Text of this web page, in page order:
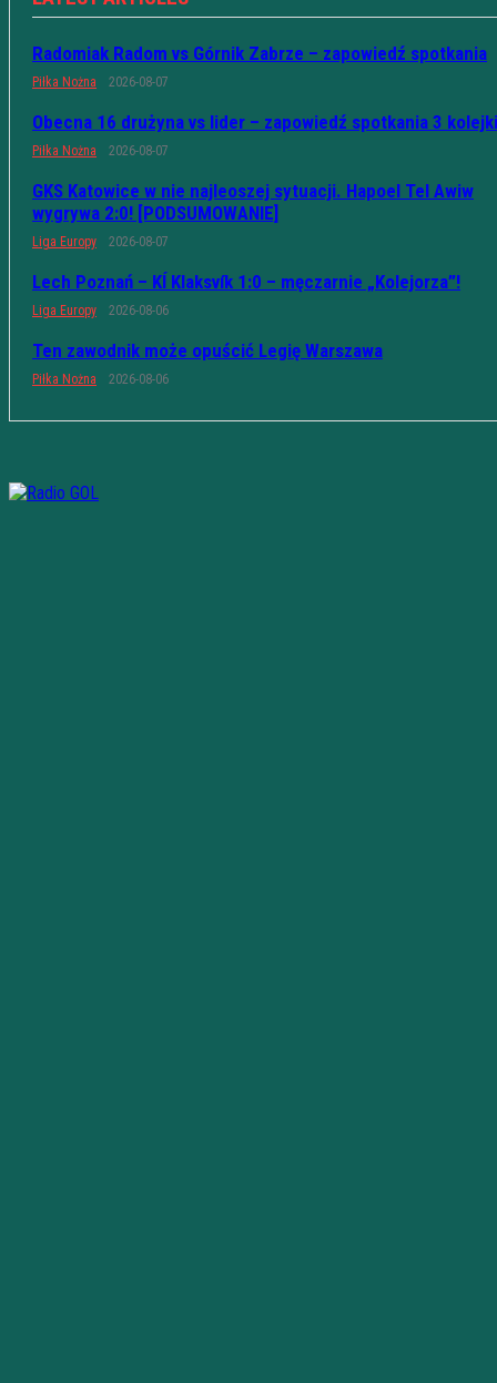
Radomiak Radom vs Górnik Zabrze – zapowiedź spotkania
Piłka Nożna 2026-08-07
Obecna 16 drużyna vs lider – zapowiedź spotkania 3 kolejki
Piłka Nożna 2026-08-07
GKS Katowice w nie najleoszej sytuacji. Hapoel Tel Awiw
wygrywa 2:0! [PODSUMOWANIE]
Liga Europy 2026-08-07
Lech Poznań – KÍ Klaksvík 1:0 – męczarnie „Kolejorza”!
Liga Europy 2026-08-06
Ten zawodnik może opuścić Legię Warszawa
Piłka Nożna 2026-08-06